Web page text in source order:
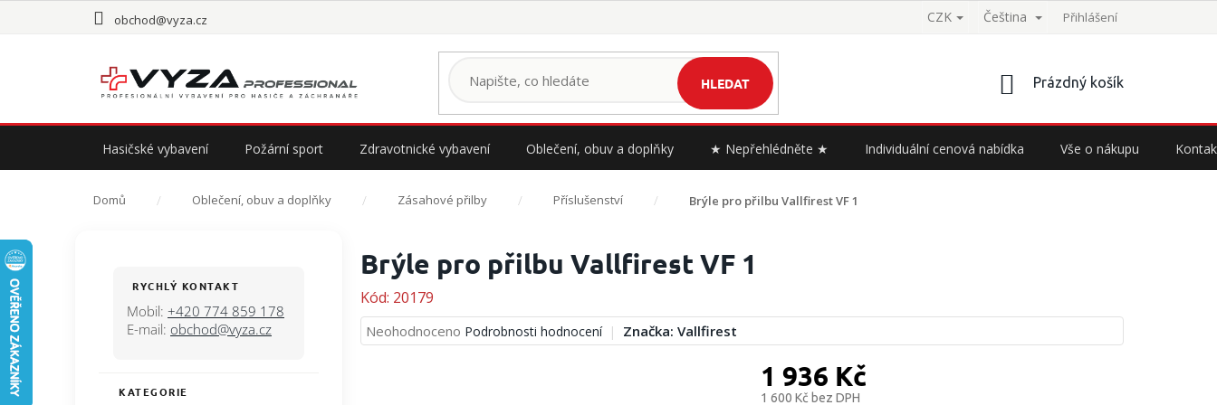
obchod@vyza.cz CZK Čeština Přihlášení
HLEDAT
NÁKUPNÍ
Prázdný košík
Hasičské vybavení Požární sport Zdravotnické vybavení Oblečení, obuv a doplňky ★ Nepřehlédněte ★ Individuální cenová nabídka Vše o nákupu
Domů Oblečení, obuv a doplňky Zásahové přilby Příslušenství Brýle pro přilbu Vallfirest VF 1
RYCHLÝ KONTAKT
Mobil: +420 774 859 178
E-mail: obchod@vyza.cz
Přeskočit
KATEGORIE
Brýle pro přilbu Vallfirest VF 1
Kód: 20179
Průměrné
hodnocení
Neohodnoceno Podrobnosti hodnocení Značka: Vallfirest
1 936 Kč
1 600 Kč bez DPH